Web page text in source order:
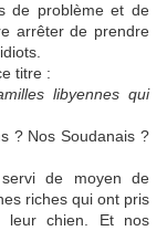
de problème et de
arrêter de prendre
titre :
libyennes qui
? Nos Soudanais ?
de moyen de
riches qui ont pris
leur chien. Et nos